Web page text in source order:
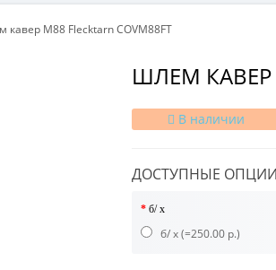
кавер M88 Flecktarn COVM88FT
ШЛЕМ КАВЕР
В наличии
ДОСТУПНЫЕ ОПЦИИ
б/ х
б/ х(=250.00 р.)